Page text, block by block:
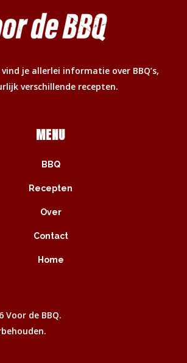
je allerlei informatie over BBQ’s,
verschillende recepten.
MENU
BBQ
Recepten
Over
Contact
Home
Voor de BBQ.